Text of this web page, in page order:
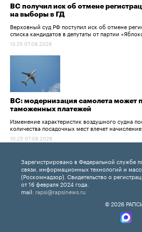
ВС получил иск об отмене
на выборы в ГД
Верховный суд РФ поступил иск об отмене
списка кандидатов в депутаты от партии
13:25 07.08.2026
ВС: модернизация самолета может
таможенных платежей
Изменение характеристик воздушного судна
количества посадочных мест влечет
10:25 07.08.2026
Зарегистрировано в Федеральной службе
связи, информационных технологий и
(Роскомнадзор). Свидетельство о
от 16 февраля 2024 года.
mail: rapsi@rapsinews.ru
© 2026